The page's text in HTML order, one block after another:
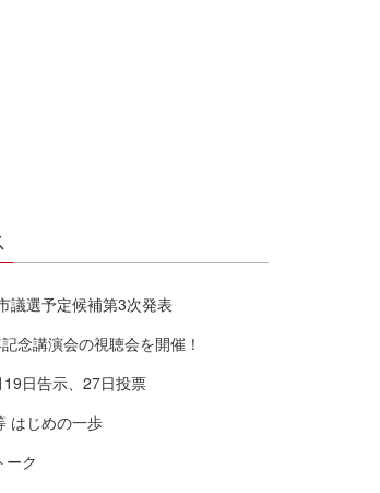
議選予定候補第3次発表
念講演会の視聴会を開催！
日告示、27日投票
はじめの一歩
ーク